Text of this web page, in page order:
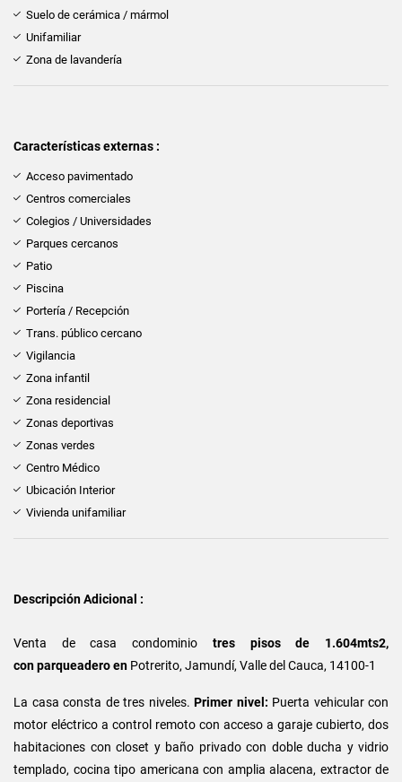
Suelo de cerámica / mármol
Unifamiliar
Zona de lavandería
Características externas :
Acceso pavimentado
Centros comerciales
Colegios / Universidades
Parques cercanos
Patio
Piscina
Portería / Recepción
Trans. público cercano
Vigilancia
Zona infantil
Zona residencial
Zonas deportivas
Zonas verdes
Centro Médico
Ubicación Interior
Vivienda unifamiliar
Descripción Adicional :
Venta de casa condominio tres pisos de 1.604mts2,
con parqueadero en Potrerito, Jamundí, Valle del Cauca, 14100-1
La casa consta de tres niveles. Primer nivel: Puerta vehicular con
motor eléctrico a control remoto con acceso a garaje cubierto, dos
habitaciones con closet y baño privado con doble ducha y vidrio
templado, cocina tipo americana con amplia alacena, extractor de